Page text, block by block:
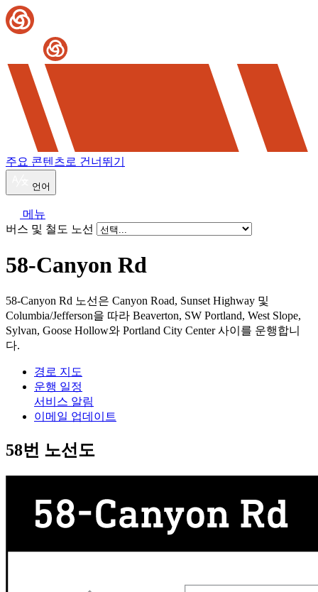
주요 콘텐츠로 건너뛰기
언어
메뉴
버스 및 철도 노선
58-Canyon Rd
58-Canyon Rd 노선은 Canyon Road, Sunset Highway 및
Columbia/Jefferson을 따라 Beaverton, SW Portland, West Slope,
Sylvan, Goose Hollow와 Portland City Center 사이를 운행합니
다.
경로 지도
운행 일정
서비스 알림
이메일 업데이트
58번 노선도